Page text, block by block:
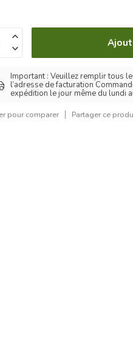
Important : Veuillez remplir tous
l’adresse de facturation
expédition le jour même du lundi
pour comparer Partager ce